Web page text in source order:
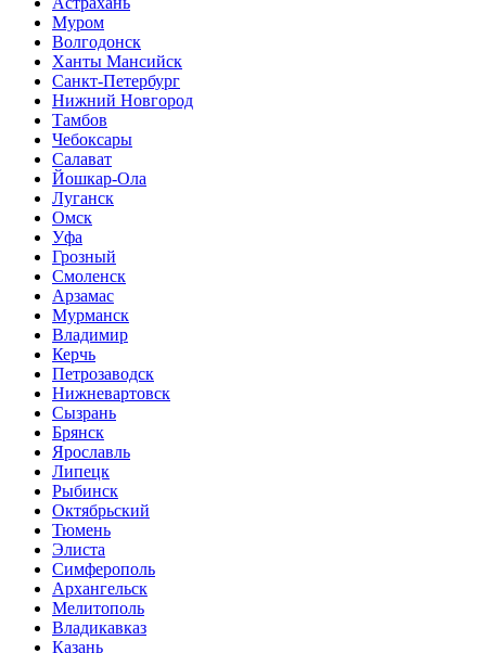
Муром
Волгодонск
Ханты Мансийск
Санкт-Петербург
Нижний Новгород
Тамбов
Чебоксары
Салават
Йошкар-Ола
Луганск
Омск
Уфа
Грозный
Смоленск
Арзамас
Мурманск
Владимир
Керчь
Петрозаводск
Нижневартовск
Сызрань
Брянск
Ярославль
Липецк
Рыбинск
Октябрьский
Тюмень
Элиста
Симферополь
Архангельск
Мелитополь
Владикавказ
Казань